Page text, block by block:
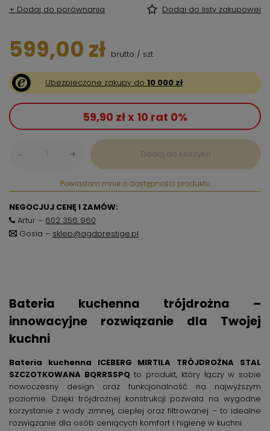
+ Dodaj do porównania Dodaj do listy zakupowej
599,00 zł brutto / szt.
Ubezpieczone zakupy do 10 000 zł
59,90 zł x 10 rat 0%
- + Dodaj do koszyka
Powiadom mnie o dostępności produktu
NEGOCJUJ CENĘ I ZAMÓW:
Artur – 602 356 960
Gosia – sklep@agdprestige.pl
Bateria kuchenna trójdrożna –
innowacyjne rozwiązanie dla Twojej
kuchni
Bateria kuchenna ICEBERG MIRTILA TRÓJDROŻNA STAL
SZCZOTKOWANA BQRRSSPQto produkt, który łączy w sobie
nowoczesny design oraz funkcjonalność na najwyższym
poziomie. Dzięki trójdrożnej konstrukcji pozwala na wygodne
korzystanie z wody zimnej, ciepłej oraz filtrowanej – to idealne
rozwiązanie dla osób ceniących komfort i higienę w kuchni.